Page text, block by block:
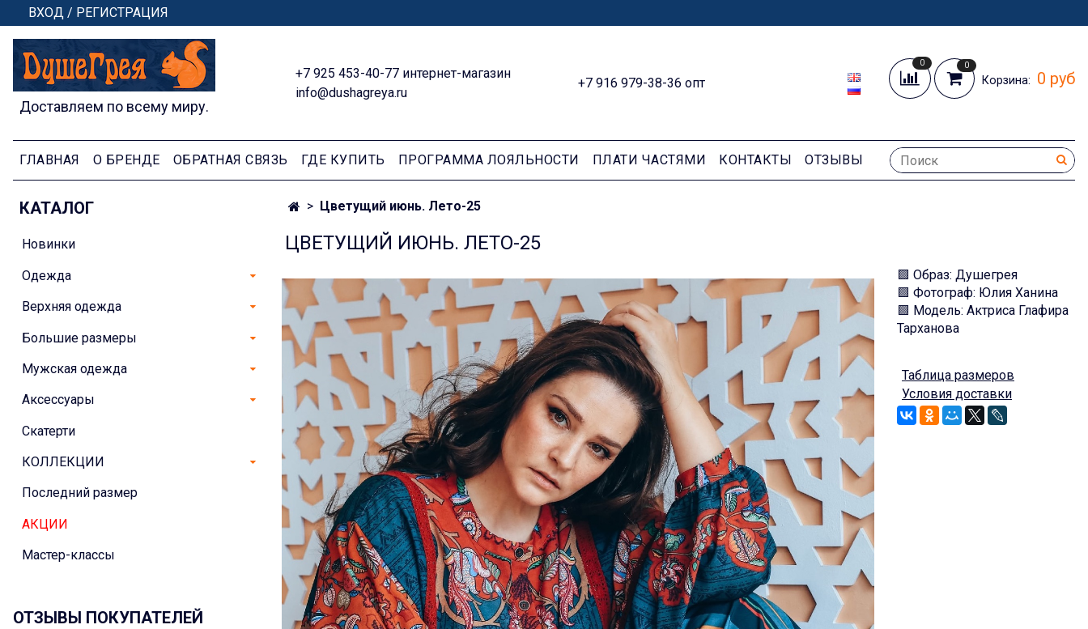
ВХОД / РЕГИСТРАЦИЯ
Доставляем по всему миру.
+7 925 453-40-77 интернет-магазин
info@dushagreya.ru
+7 916 979-38-36 опт
0 0
Корзина: 0 руб
ГЛАВНАЯ О БРЕНДЕ ОБРАТНАЯ СВЯЗЬ ГДЕ КУПИТЬ ПРОГРАММА ЛОЯЛЬНОСТИ ПЛАТИ ЧАСТЯМИ КОНТАКТЫ ОТЗЫВЫ
Цветущий июнь. Лето-25
ЦВЕТУЩИЙ ИЮНЬ. ЛЕТО-25
🟩 Образ: Душегрея
🟩 Фотограф: Юлия Ханина
🟩 Модель: Актриса Глафира
Тарханова
Таблица размеров
Условия доставки
КАТАЛОГ
Новинки
Одежда
Верхняя одежда
Большие размеры
Мужская одежда
Аксессуары
Скатерти
КОЛЛЕКЦИИ
Последний размер
АКЦИИ
Мастер-классы
ОТЗЫВЫ ПОКУПАТЕЛЕЙ